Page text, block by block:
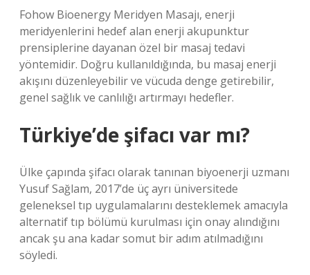
Fohow Bioenergy Meridyen Masajı, enerji
meridyenlerini hedef alan enerji akupunktur
prensiplerine dayanan özel bir masaj tedavi
yöntemidir. Doğru kullanıldığında, bu masaj enerji
akışını düzenleyebilir ve vücuda denge getirebilir,
genel sağlık ve canlılığı artırmayı hedefler.
Türkiye’de şifacı var mı?
Ülke çapında şifacı olarak tanınan biyoenerji uzmanı
Yusuf Sağlam, 2017’de üç ayrı üniversitede
geleneksel tıp uygulamalarını desteklemek amacıyla
alternatif tıp bölümü kurulması için onay alındığını
ancak şu ana kadar somut bir adım atılmadığını
söyledi.